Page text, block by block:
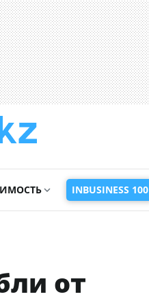
INBUSINESS 100
от